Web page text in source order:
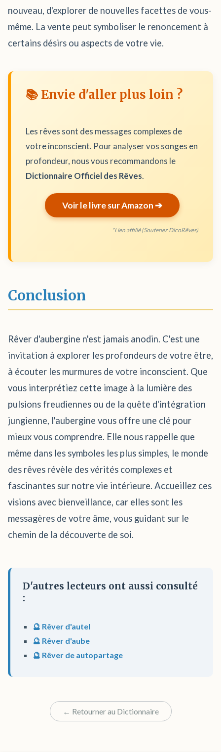
nouveau, d'explorer de nouvelles facettes de vous-
même. La vente peut symboliser le renoncement à
certains désirs ou aspects de votre vie.
📚 Envie d'aller plus loin ?
Les rêves sont des messages complexes de
votre inconscient. Pour analyser vos songes en
profondeur, nous vous recommandons le
Dictionnaire Officiel des Rêves.
Voir le livre sur Amazon ➔
*Lien affilié (Soutenez DicoRêves)
Conclusion
Rêver d'aubergine n'est jamais anodin. C'est une
invitation à explorer les profondeurs de votre être,
à écouter les murmures de votre inconscient. Que
vous interprétiez cette image à la lumière des
pulsions freudiennes ou de la quête d'intégration
jungienne, l'aubergine vous offre une clé pour
mieux vous comprendre. Elle nous rappelle que
même dans les symboles les plus simples, le monde
des rêves révèle des vérités complexes et
fascinantes sur notre vie intérieure. Accueillez ces
visions avec bienveillance, car elles sont les
messagères de votre âme, vous guidant sur le
chemin de la découverte de soi.
D'autres lecteurs ont aussi consulté
:
🔮 Rêver d'autel
🔮 Rêver d'aube
🔮 Rêver de autopartage
← Retourner au Dictionnaire